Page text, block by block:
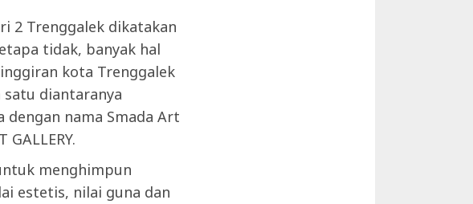
2 Trenggalek dikatakan
tidak, banyak hal
kota Trenggalek
satu diantaranya
nama Smada Art
menghimpun
estetis, nilai guna dan